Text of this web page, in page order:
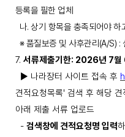
등록을 필한 업체
나.상기 항목을 충족되어야 하
※품질보증 및 사후관리(A/S) :
7. 서류제출기한: 2026년 7월
► 나라장터 사이트 접속 후
견적요청목록' 검색 후 해당
아래 제출 서류 업로드
- 검색창에 견적요청명 입력